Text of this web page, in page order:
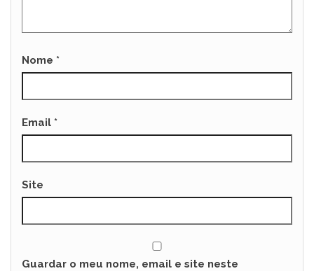
Nome *
Email *
Site
Guardar o meu nome, email e site neste